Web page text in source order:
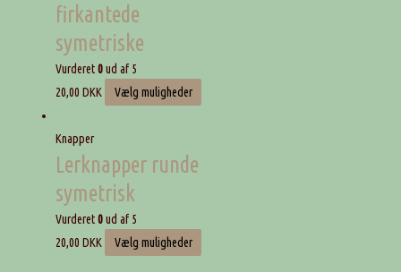
firkantede
symetriske
Vurderet0ud af 5
20,00 DKK Vælg muligheder
Knapper
Lerknapper runde
symetrisk
Vurderet0ud af 5
20,00 DKK Vælg muligheder